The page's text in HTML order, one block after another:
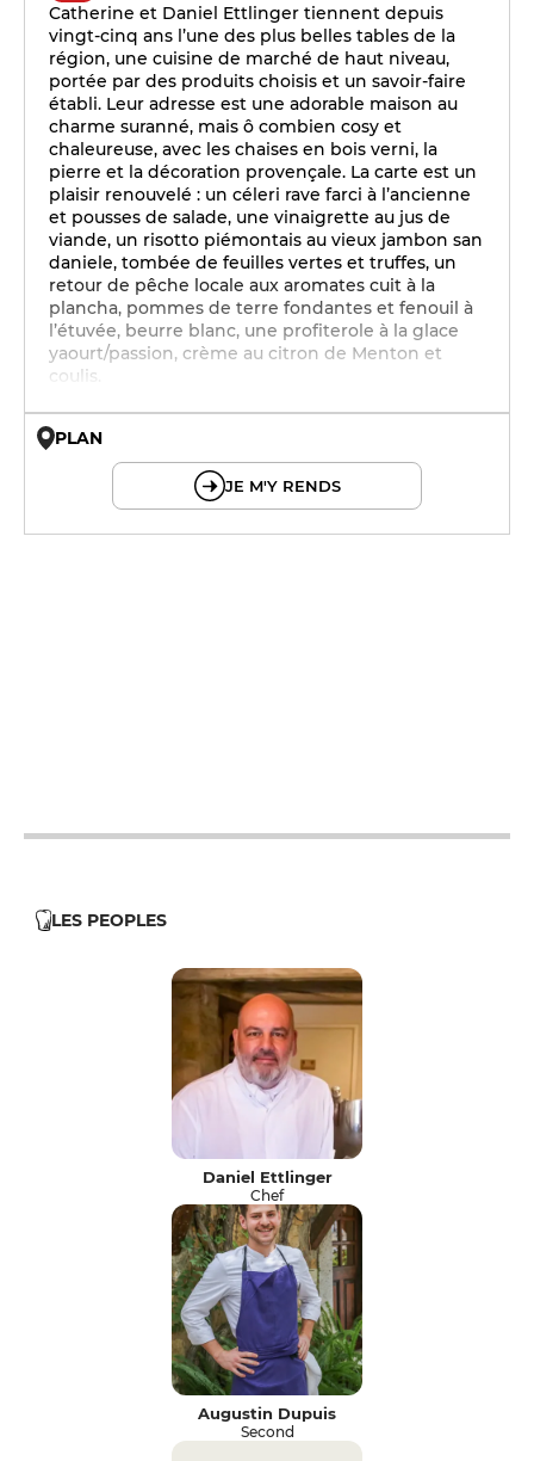
Catherine et Daniel Ettlinger tiennent depuis
vingt-cinq ans l’une des plus belles tables de la
région, une cuisine de marché de haut niveau,
portée par des produits choisis et un savoir-faire
établi. Leur adresse est une adorable maison au
charme suranné, mais ô combien cosy et
chaleureuse, avec les chaises en bois verni, la
pierre et la décoration provençale. La carte est un
plaisir renouvelé : un céleri rave farci à l’ancienne
et pousses de salade, une vinaigrette au jus de
viande, un risotto piémontais au vieux jambon san
daniele, tombée de feuilles vertes et truffes, un
retour de pêche locale aux aromates cuit à la
plancha, pommes de terre fondantes et fenouil à
l’étuvée, beurre blanc, une profiterole à la glace
yaourt/passion, crème au citron de Menton et
coulis.
PLAN
JE M'Y RENDS
LES PEOPLES
Daniel Ettlinger
Chef
Augustin Dupuis
Second